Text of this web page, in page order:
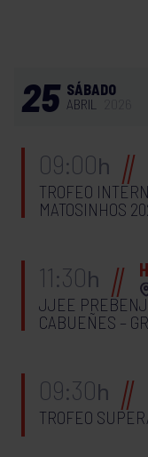
25 SÁBADO
ABRIL
09:00h
TROFEO
MATOSINHOS
11:30h
JJEE
CABUEÑES –
09:30h
TROFEO